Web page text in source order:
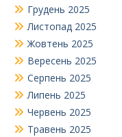
Грудень 2025
Листопад 2025
Жовтень 2025
Вересень 2025
Серпень 2025
Липень 2025
Червень 2025
Травень 2025